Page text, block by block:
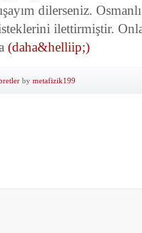
dilerseniz.
ilettirmiştir.
(daha&helliip;)
by metafizik199